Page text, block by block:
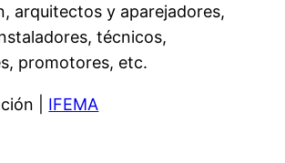
arquitectos y aparejadores,
técnicos,
promotores, etc.
| IFEMA